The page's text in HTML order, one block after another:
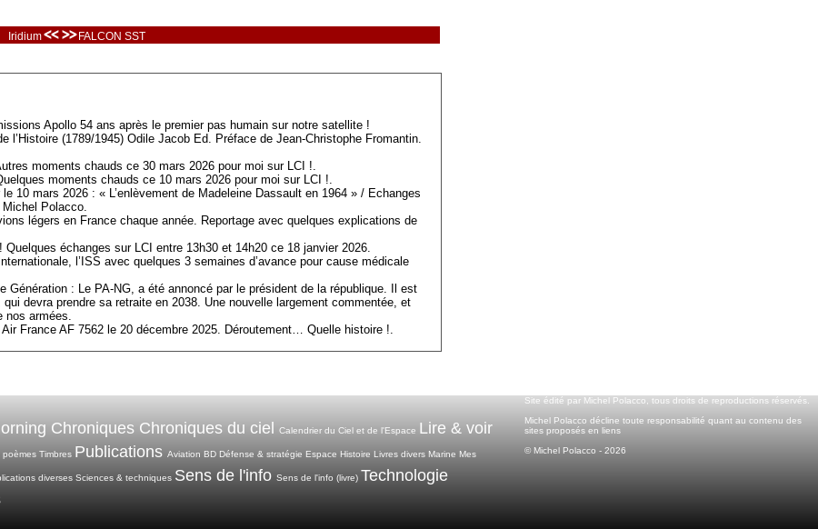
Iridium<< >> FALCON SST
Apollo 54 ans après le premier pas humain sur notre satellite !
(1789/1945) Odile Jacob Ed. Préface de Jean-Christophe Fromantin.
moments chauds ce 30 mars 2026 pour moi sur LCI !.
moments chauds ce 10 mars 2026 pour moi sur LCI !.
10 mars 2026 : « L’enlèvement de Madeleine Dassault en 1964 » / Echanges
Polacco.
légers en France chaque année. Reportage avec quelques explications de
échanges sur LCI entre 13h30 et 14h20 ce 18 janvier 2026.
l’ISS avec quelques 3 semaines d’avance pour cause médicale
Génération : Le PA-NG, a été annoncé par le président de la république. Il est
devra prendre sa retraite en 2038. Une nouvelle largement commentée, et
armées.
France AF 7562 le 20 décembre 2025. Déroutement… Quelle histoire !.
Chroniques Chroniques du ciel Calendrier du Ciel et de l'Espace Lire & voir
poèmes Timbres Publications Aviation BD Défense & stratégie Espace Histoire Livres divers Marine Mes
diverses Sciences & techniques Sens de l'info Sens de l'info (livre) Technologie
Site édité par Michel Polacco, tous droits de reproductions réservés.
Michel Polacco décline toute responsabilité quant au contenu des
sites proposés en liens
© Michel Polacco - 2026